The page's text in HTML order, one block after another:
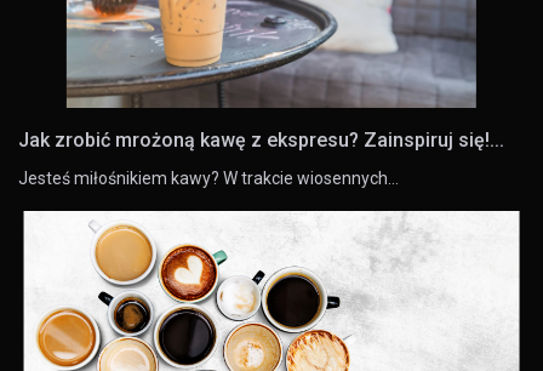
Jak zrobić mrożoną kawę z ekspresu? Zainspiruj się!...
Jesteś miłośnikiem kawy? W trakcie wiosennych…